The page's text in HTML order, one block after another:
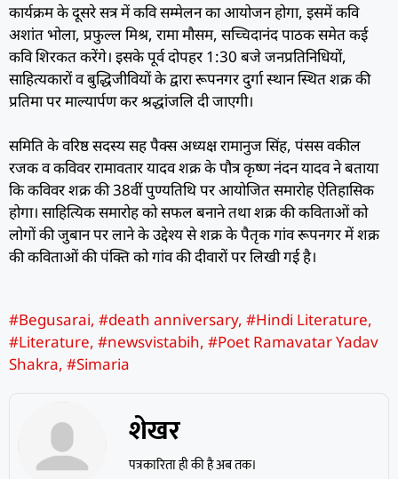
कार्यक्रम के दूसरे सत्र में कवि सम्मेलन का आयोजन होगा, इसमें कवि
अशांत भोला, प्रफुल्ल मिश्र, रामा मौसम, सच्चिदानंद पाठक समेत कई
कवि शिरकत करेंगे। इसके पूर्व दोपहर 1:30 बजे जनप्रतिनिधियों,
साहित्यकारों व बुद्धिजीवियों के द्वारा रूपनगर दुर्गा स्थान स्थित शक्र की
प्रतिमा पर माल्यार्पण कर श्रद्धांजलि दी जाएगी।
समिति के वरिष्ठ सदस्य सह पैक्स अध्यक्ष रामानुज सिंह, पंसस वकील
रजक व कविवर रामावतार यादव शक्र के पौत्र कृष्ण नंदन यादव ने बताया
कि कविवर शक्र की 38वीं पुण्यतिथि पर आयोजित समारोह ऐतिहासिक
होगा। साहित्यिक समारोह को सफल बनाने तथा शक्र की कविताओं को
लोगों की जुबान पर लाने के उद्देश्य से शक्र के पैतृक गांव रूपनगर में शक्र
की कविताओं की पंक्ति को गांव की दीवारों पर लिखी गई है।
#Begusarai, #death anniversary, #Hindi Literature,
#Literature, #newsvistabih, #Poet Ramavatar Yadav
Shakra, #Simaria
शेखर
पत्रकारिता ही की है अब तक।